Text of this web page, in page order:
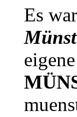
Es